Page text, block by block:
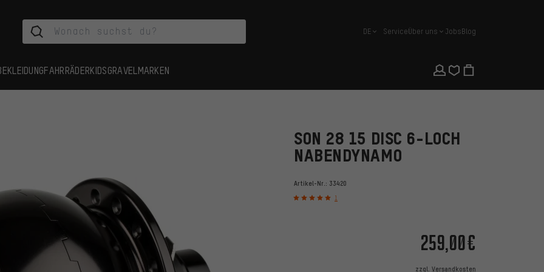
Deutsch
DE ServiceÜber uns JobsBlog
FAHRRÄDERKIDSGRAVEL MARKEN
SON 28 15 DISC 6-LOCH
NABENDYNAMO
Artikel-Nr.: 33420
1
259,00€
zzgl. Versandkosten